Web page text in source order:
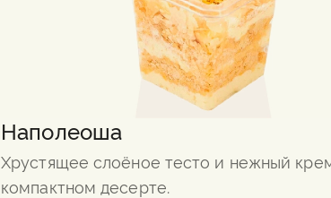
Наполеоша
Хрустящее слоёное тесто и нежный
компактном десерте.